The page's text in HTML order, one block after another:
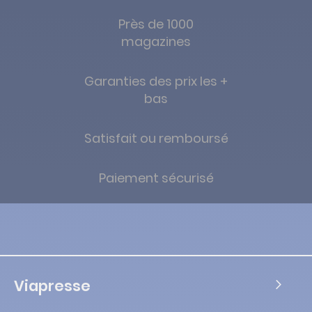
Près de 1000
magazines
Garanties des prix les +
bas
Satisfait ou remboursé
Paiement sécurisé
Viapresse